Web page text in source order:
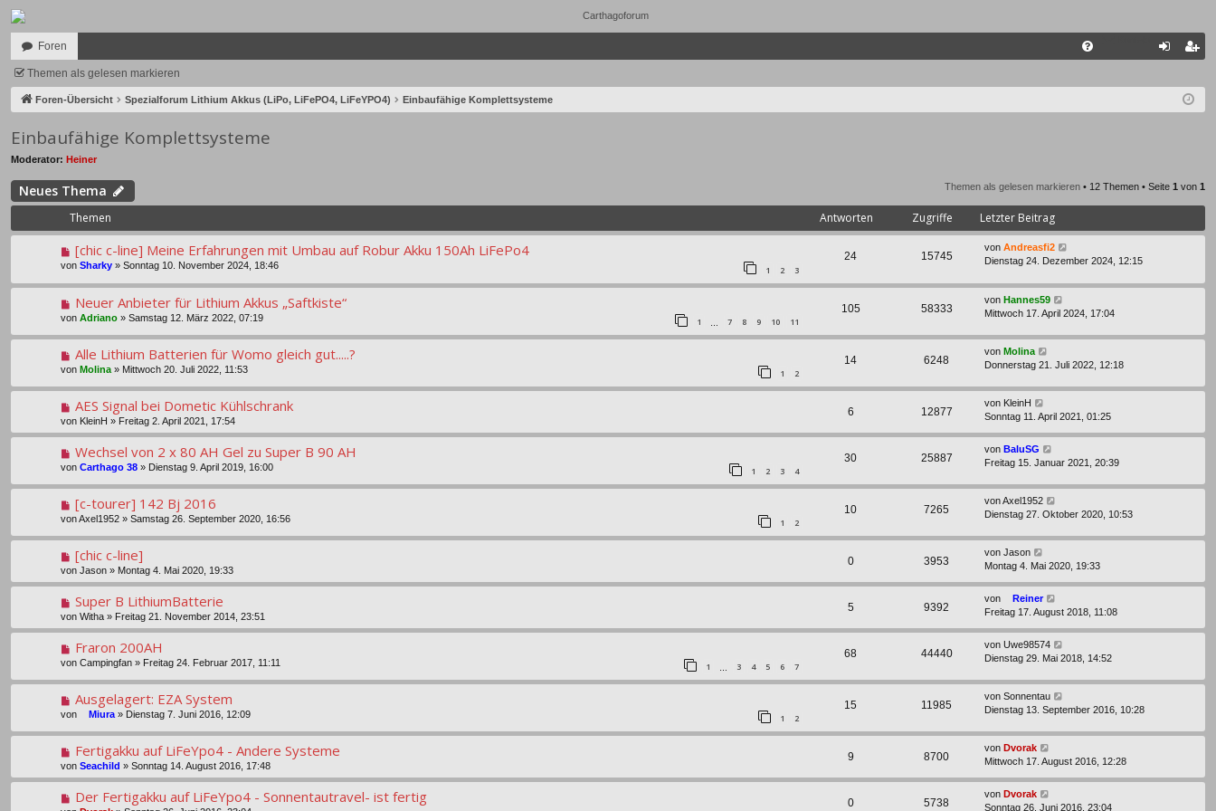
Foren
n
ist
n
Themen als gelesen markieren
Foren-Übersicht Spezialforum Lithium Akkus (LiPo, LiFePO4, LiFeYPO4) Einbaufähige Komplettsysteme
Einbaufähige Komplettsysteme
Moderator: Heiner
Neues Thema Themen als gelesen markieren • 12 Themen • Seite 1 von 1
Themen Antworten Zugriffe Letzter Beitrag
[chic c-line] Meine Erfahrungen mit Umbau auf Robur Akku 150Ah LiFePo4
von Sharky » Sonntag 10. November 2024, 18:46 1 2 3
24 15745
von Andreasfi2
Dienstag 24. Dezember 2024, 12:15
Neuer Anbieter für Lithium Akkus „Saftkiste“
von Adriano » Samstag 12. März 2022, 07:19 1 7 8 9 10 11
105 58333
von Hannes59
Mittwoch 17. April 2024, 17:04
Alle Lithium Batterien für Womo gleich gut.....?
von Molina » Mittwoch 20. Juli 2022, 11:53 1 2
14 6248
von Molina
Donnerstag 21. Juli 2022, 12:18
AES Signal bei Dometic Kühlschrank
von KleinH » Freitag 2. April 2021, 17:54
6 12877
von KleinH
Sonntag 11. April 2021, 01:25
Wechsel von 2 x 80 AH Gel zu Super B 90 AH
von Carthago 38 » Dienstag 9. April 2019, 16:00 1 2 3 4
30 25887
von BaluSG
Freitag 15. Januar 2021, 20:39
[c-tourer] 142 Bj 2016
vonAxel1952 » Samstag 26. September 2020, 16:56 1 2
10 7265
vonAxel1952
Dienstag 27. Oktober 2020, 10:53
[chic c-line]
von Jason » Montag 4. Mai 2020, 19:33
0 3953
von Jason
Montag 4. Mai 2020, 19:33
Super B LithiumBatterie
von Witha » Freitag 21. November 2014, 23:51
5 9392
von
Reiner
Freitag 17. August 2018, 11:08
Fraron 200AH
von Campingfan » Freitag 24. Februar 2017, 11:11 1 … 3 4 5 6 7
68 44440
von Uwe98574
Dienstag 29. Mai 2018, 14:52
Ausgelagert: EZA System
von Miura » Dienstag 7. Juni 2016, 12:09 1 2
15 11985
von Sonnentau
Dienstag 13. September 2016, 10:28
Fertigakku auf LiFeYpo4 - Andere Systeme
von Seachild » Sonntag 14. August 2016, 17:48
9 8700
von Dvorak
Mittwoch 17. August 2016, 12:28
Der Fertigakku auf LiFeYpo4 - Sonnentautravel- ist fertig 0 5738
von Dvorak
Sonntag 26. Juni 2016, 23:04